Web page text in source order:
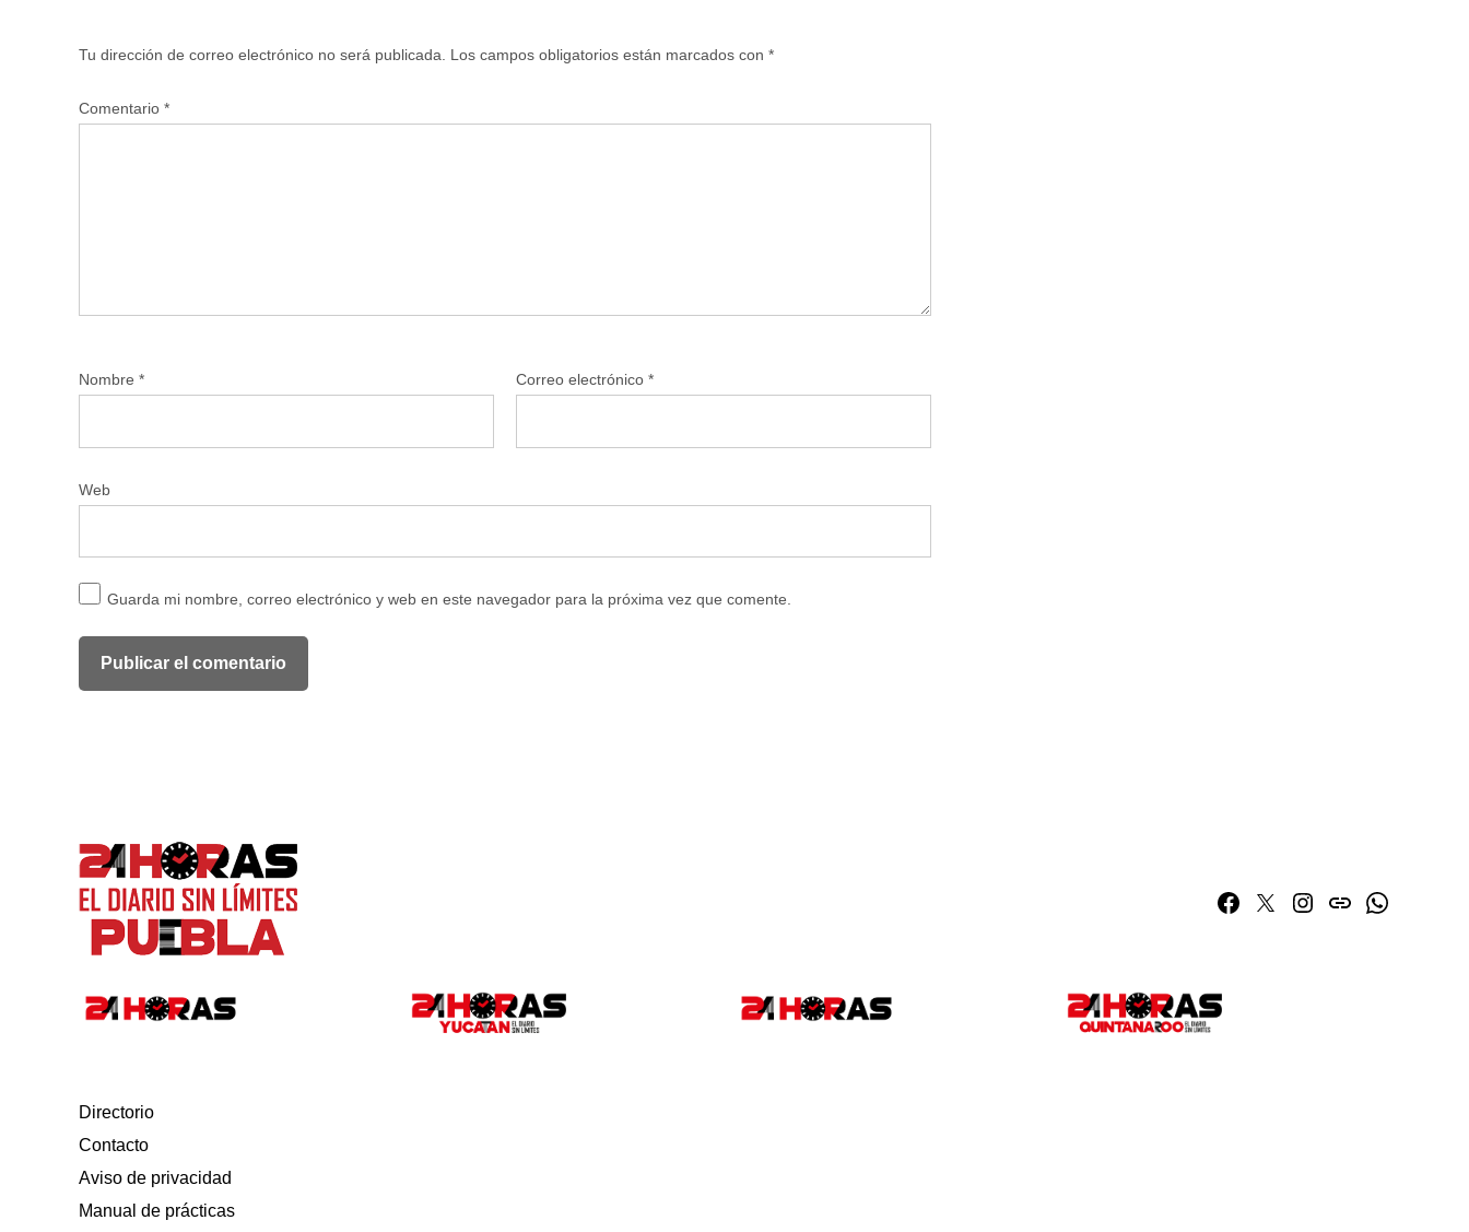
Tu dirección de correo electrónico no será publicada. Los campos obligatorios están marcados con *
Comentario *
Nombre * Correo electrónico *
Web
Guarda mi nombre, correo electrónico y web en este navegador para la próxima vez que comente.
Facebook
TwitterInstagram
issuuWhatsapp
Directorio
Contacto
Aviso de privacidad
Manual de prácticas